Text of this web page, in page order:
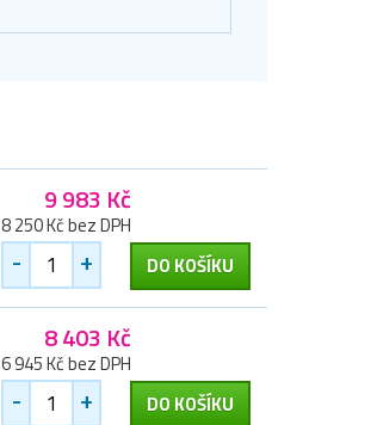
9 983 Kč
8 250 Kč bez DPH
- + DO KOŠÍKU
8 403 Kč
6 945 Kč bez DPH
- + DO KOŠÍKU